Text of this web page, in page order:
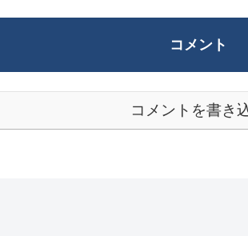
コメント
コメントを書き